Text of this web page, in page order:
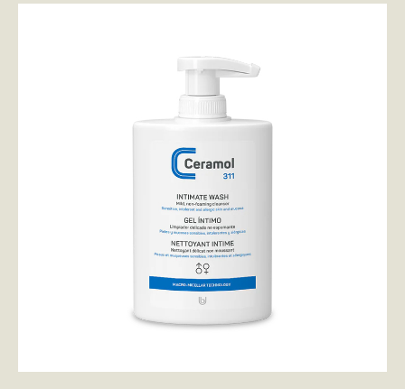
AÑADIR AL CARRITO